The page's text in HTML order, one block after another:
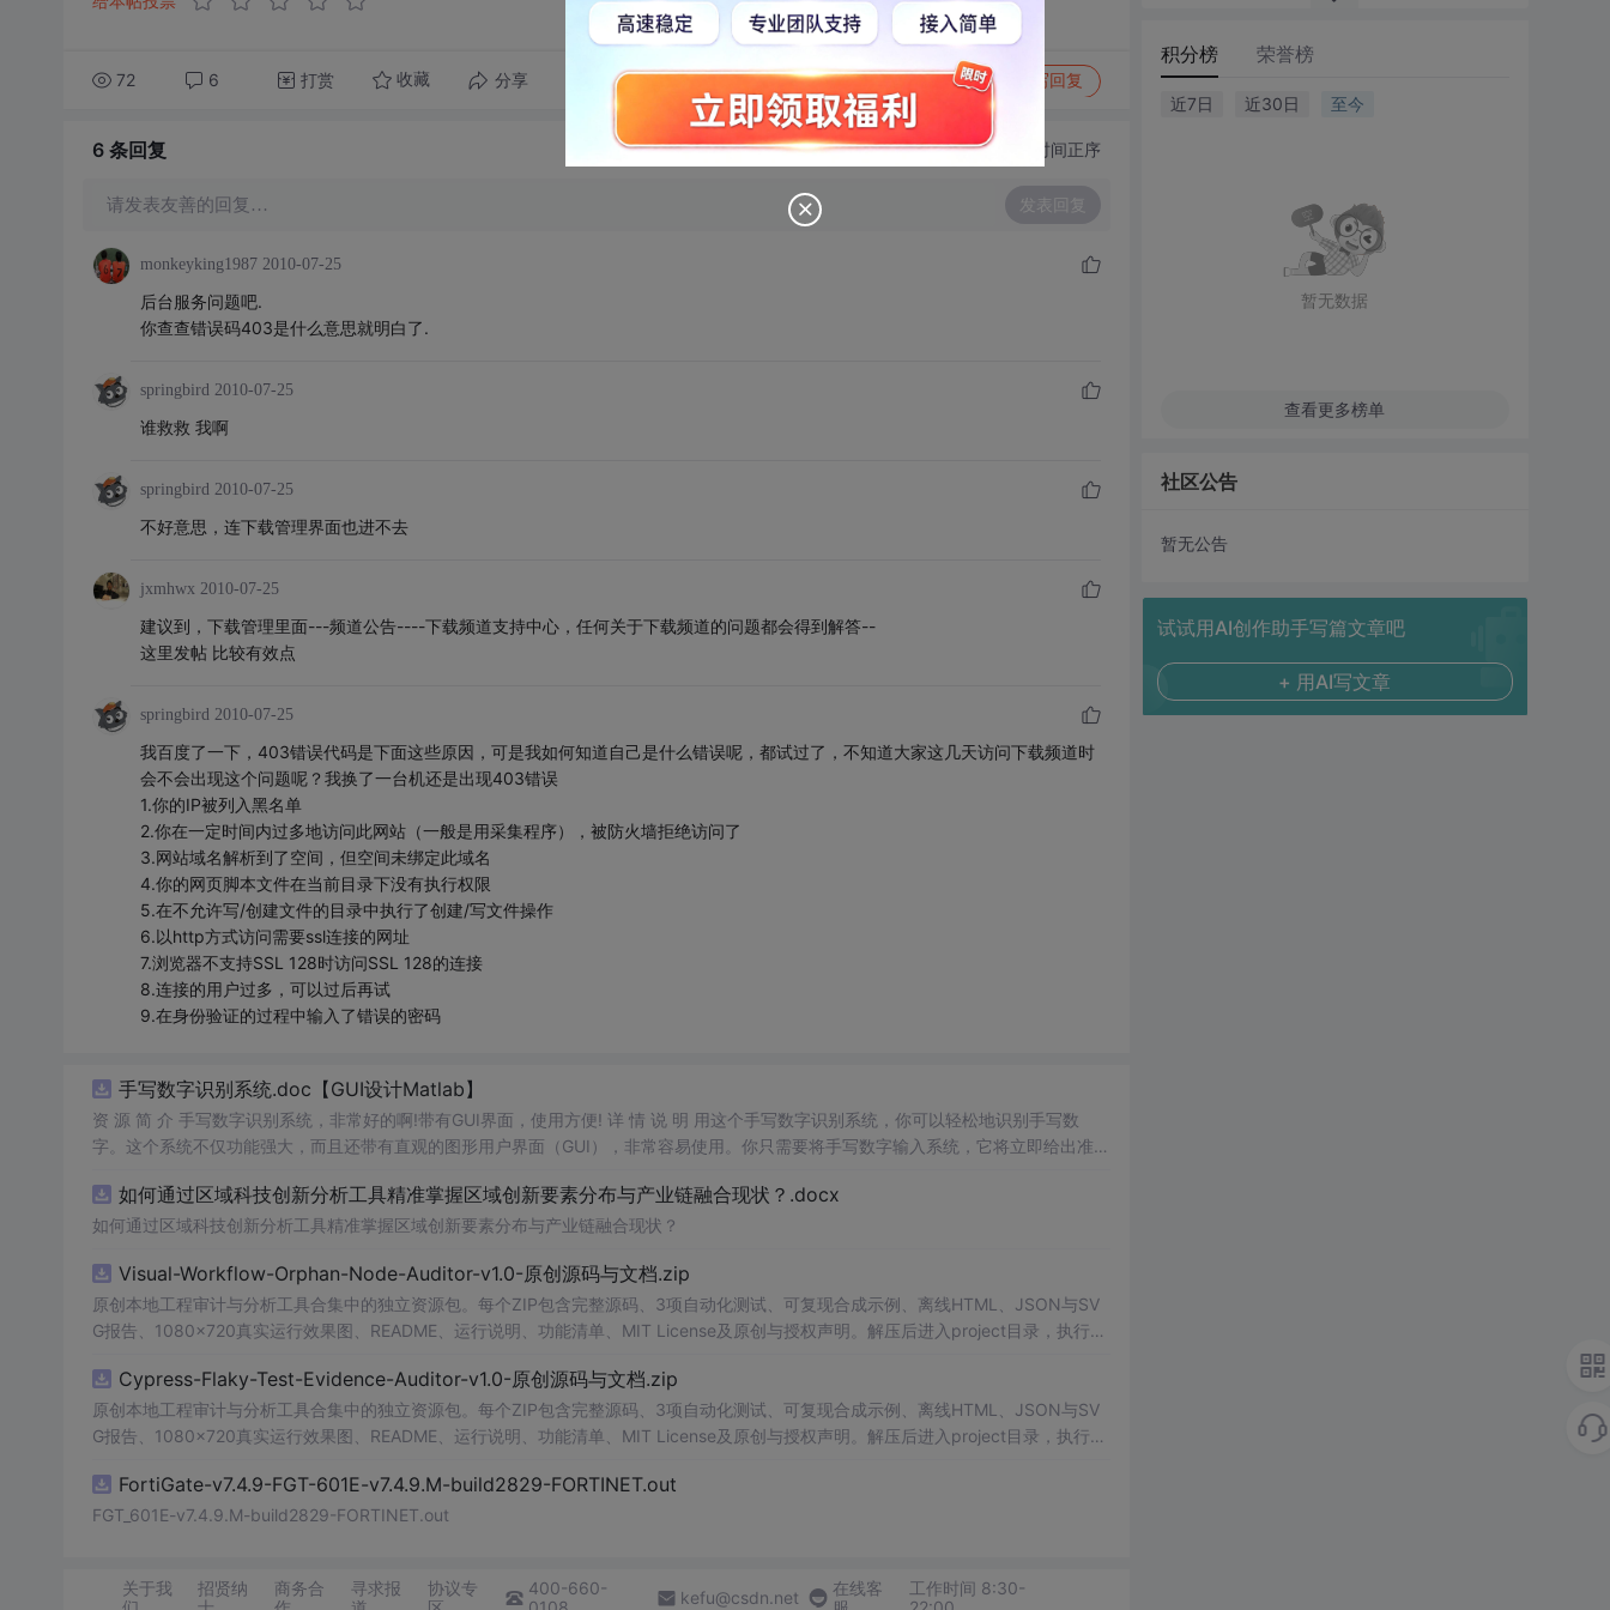
72 6 打赏 收藏 分享 转发到动态 举报 写回复
6 条回复 切换为时间正序
请发表友善的回复… 发表回复
monkeyking1987 2010-07-25
后台服务问题吧.
你查查错误码403是什么意思就明白了.
springbird 2010-07-25
谁救救 我啊
springbird 2010-07-25
不好意思，连下载管理界面也进不去
jxmhwx 2010-07-25
建议到，下载管理里面---频道公告----下载频道支持中心，任何关于下载频道的问题都会得到解答--
这里发帖 比较有效点
springbird 2010-07-25
我百度了一下，403错误代码是下面这些原因，可是我如何知道自己是什么错误呢，都试过了，不知道大家这几天访问下载频道时
会不会出现这个问题呢？我换了一台机还是出现403错误
1.你的IP被列入黑名单
2.你在一定时间内过多地访问此网站（一般是用采集程序），被防火墙拒绝访问了
3.网站域名解析到了空间，但空间未绑定此域名
4.你的网页脚本文件在当前目录下没有执行权限
5.在不允许写/创建文件的目录中执行了创建/写文件操作
6.以http方式访问需要ssl连接的网址
7.浏览器不支持SSL 128时访问SSL 128的连接
8.连接的用户过多，可以过后再试
9.在身份验证的过程中输入了错误的密码
手写数字识别系统.doc【GUI设计Matlab】
资 源 简 介 手写数字识别系统，非常好的啊!带有GUI界面，使用方便! 详 情 说 明 用这个手写数字识别系统，你可以轻松地识别手写数
字。这个系统不仅功能强大，而且还带有直观的图形用户界面（GUI），非常容易使用。你只需要将手写数字输入系统，它将立即给出准确
便和实用的工具，你一定会喜欢它的！
如何通过区域科技创新分析工具精准掌握区域创新要素分布与产业链融合现状？.docx
如何通过区域科技创新分析工具精准掌握区域创新要素分布与产业链融合现状？
Visual-Workflow-Orphan-Node-Auditor-v1.0-原创源码与文档.zip
原创本地工程审计与分析工具合集中的独立资源包。每个ZIP包含完整源码、3项自动化测试、可复现合成示例、离线HTML、JSON与SV
G报告、1080×720真实运行效果图、README、运行说明、功能清单、MIT License及原创与授权声明。解压后进入project目录，执行np
源码、Logo、官方截图、论文、生产日志或其他受限素材。适合前端开发、AI应用工程、测试审计和课程实践。
Cypress-Flaky-Test-Evidence-Auditor-v1.0-原创源码与文档.zip
原创本地工程审计与分析工具合集中的独立资源包。每个ZIP包含完整源码、3项自动化测试、可复现合成示例、离线HTML、JSON与SV
G报告、1080×720真实运行效果图、README、运行说明、功能清单、MIT License及原创与授权声明。解压后进入project目录，执行np
源码、Logo、官方截图、论文、生产日志或其他受限素材。适合前端开发、AI应用工程、测试审计和课程实践。
FortiGate-v7.4.9-FGT-601E-v7.4.9.M-build2829-FORTINET.out
FGT_601E-v7.4.9.M-build2829-FORTINET.out
关于我
招贤纳
商务合
寻求报
协议专
400-660-
kefu@csdn.net
在线客
工作时间 8:30-
积分榜 荣誉榜
近7日 近30日 至今
暂无数据
查看更多榜单
社区公告
暂无公告
试试用AI创作助手写篇文章吧
+ 用AI写文章